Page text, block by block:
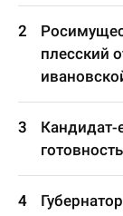
плесский
Кандидат-